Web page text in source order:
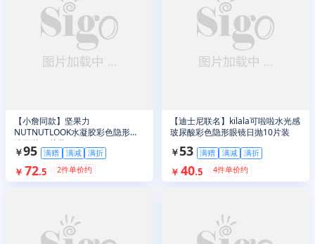
【小詹同款】坚果力
NUTNUTLOOK水凝胶彩色隐形眼
镜日抛10片装
￥95 满赠 满减 满折
￥ 72.5 2件单价约
【迪士尼联名】kilala可啦啦水光感
玻尿酸彩色隐形眼镜日抛10片装
￥53 满赠 满减 满折
￥ 40.5 4件单价约